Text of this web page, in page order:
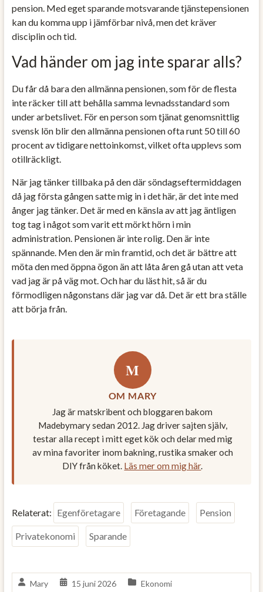
pension. Med eget sparande motsvarande tjänstepensionen
kan du komma upp i jämförbar nivå, men det kräver
disciplin och tid.
Vad händer om jag inte sparar alls?
Du får då bara den allmänna pensionen, som för de flesta
inte räcker till att behålla samma levnadsstandard som
under arbetslivet. För en person som tjänat genomsnittlig
svensk lön blir den allmänna pensionen ofta runt 50 till 60
procent av tidigare nettoinkomst, vilket ofta upplevs som
otillräckligt.
När jag tänker tillbaka på den där söndagseftermiddagen
då jag första gången satte mig in i det här, är det inte med
ånger jag tänker. Det är med en känsla av att jag äntligen
tog tag i något som varit ett mörkt hörn i min
administration. Pensionen är inte rolig. Den är inte
spännande. Men den är min framtid, och det är bättre att
möta den med öppna ögon än att låta åren gå utan att veta
vad jag är på väg mot. Och har du läst hit, så är du
förmodligen någonstans där jag var då. Det är ett bra ställe
att börja från.
M
OM MARY
Jag är matskribent och bloggaren bakom
Madebymary sedan 2012. Jag driver sajten själv,
testar alla recept i mitt eget kök och delar med mig
av mina favoriter inom bakning, rustika smaker och
DIY från köket. Läs mer om mig här.
Relaterat: Egenföretagare Företagande Pension
Privatekonomi Sparande
Mary 15 juni 2026 Ekonomi